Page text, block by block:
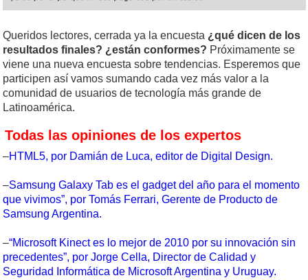
Queridos lectores, cerrada ya la encuesta ¿qué dicen de los
resultados finales? ¿están conformes? Próximamente se
viene una nueva encuesta sobre tendencias. Esperemos que
participen así vamos sumando cada vez más valor a la
comunidad de usuarios de tecnología más grande de
Latinoamérica.
Todas las opiniones de los expertos
–HTML5, por Damián de Luca, editor de Digital Design.
–Samsung Galaxy Tab es el gadget del año para el momento
que vivimos”, por Tomás Ferrari, Gerente de Producto de
Samsung Argentina.
–“Microsoft Kinect es lo mejor de 2010 por su innovación sin
precedentes”, por Jorge Cella, Director de Calidad y
Seguridad Informática de Microsoft Argentina y Uruguay.